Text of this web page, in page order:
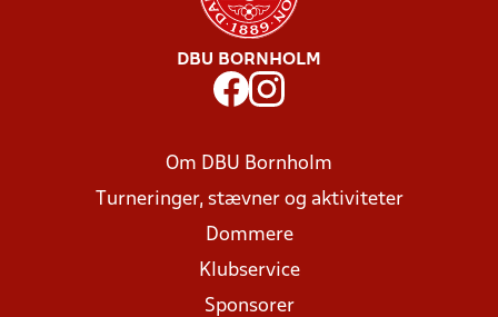
DBU BORNHOLM
Om DBU Bornholm
Turneringer, stævner og aktiviteter
Dommere
Klubservice
Sponsorer